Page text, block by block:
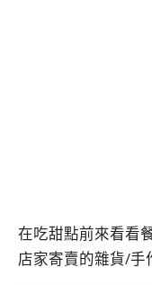
在吃甜點前來看看
店家寄賣的雜貨/手